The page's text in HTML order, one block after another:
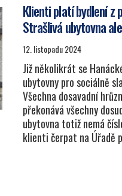
Klienti platí bydlení z
Strašlivá ubytovna
12. listopadu 2024
Již několikrát se
ubytovny pro sociálně
Všechna dosavadní
překonává všechny
ubytovna totiž nemá
klienti čerpat na Úřadě